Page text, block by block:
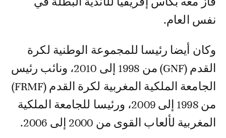
نفس العام.
وكان أيضا رئيسا للمجموعة الوطنية لكرة
القدم (GNF) من 1998 إلى 2010، ونائب رئيس
الجامعة الملكية المغربية لكرة القدم (FRMF)
من 1998 إلى 2009، ورئيسا للجامعة الملكية
المغربية لألعاب القوى من 2000 إلى 2006.